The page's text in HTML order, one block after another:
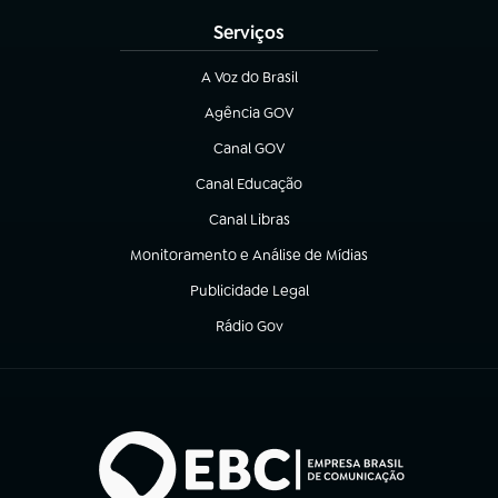
Serviços
A Voz do Brasil
(abre em nova aba)
Agência GOV
(abre em nova aba)
Canal GOV
(abre em nova aba)
Canal Educação
(abre em nova aba)
Canal Libras
(abre em nova aba)
Monitoramento e Análise de Mídias
(abre em nova aba)
Publicidade Legal
(abre em nova aba)
Rádio Gov
(abre em nova aba)